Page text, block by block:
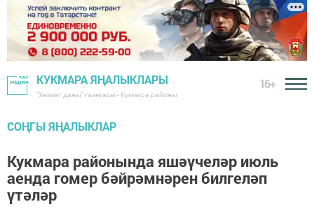
КУКМАРА ЯҢАЛЫКЛАРЫ
"Хезмәт даны" газетасы - Кукмара районы
16+
СОҢГЫ ЯҢАЛЫКЛАР
Кукмара районында яшәүчеләр июль
аенда гомер бәйрәмнәрен билгеләп
үтәләр